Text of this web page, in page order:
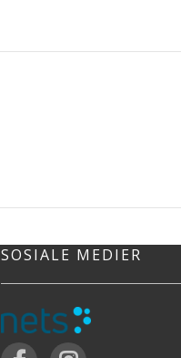
SOSIALE MEDIER